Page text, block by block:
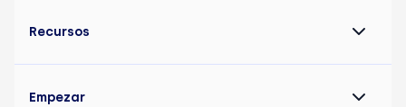
Recursos
Empezar